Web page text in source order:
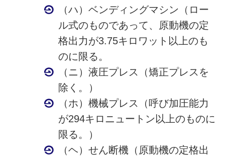
（ハ）ベンディングマシン（ロー
ル式のものであって、原動機の定
格出力が3.75キロワット以上のも
のに限る。
（ニ）液圧プレス（矯正プレスを
除く。）
（ホ）機械プレス（呼び加圧能力
が294キロニュートン以上のものに
限る。）
（ヘ）せん断機（原動機の定格出